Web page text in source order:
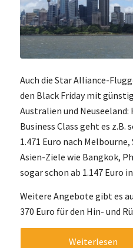
Auch die Star Alliance-
den Black Friday mit
Australien und Neuseeland:
Business Class geht es
1.471 Euro nach Melbourne,
Asien-Ziele wie Bangkok,
sogar schon ab 1.147 Euro
Weitere Angebote gibt es
370 Euro für den Hin- und
Weiterlesen